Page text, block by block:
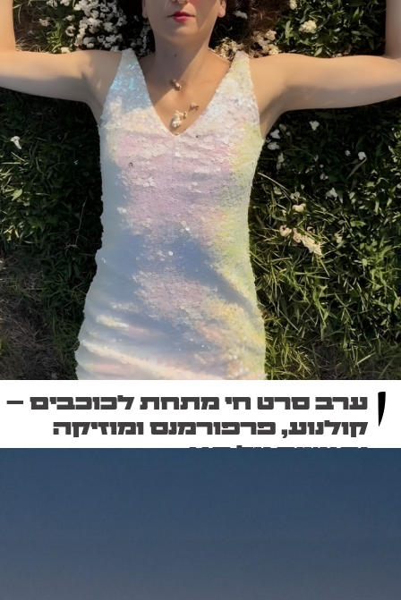
ערב סרט חי מתחת לכוכבים –
קולנוע, פרפורמנס ומוזיקה
נפגשים על הגג